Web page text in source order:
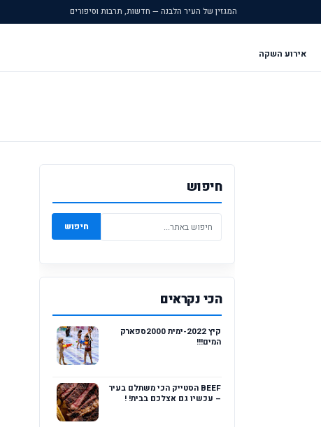
המגזין של העיר הלבנה — חדשות, תרבות וסיפורים
אירוע השקה
חיפוש
חיפוש
הכי נקראים
קיץ 2022-ימית 2000ספארק
המים!!!
BEEF הסטייק הכי משתלם בעיר
– עכשיו גם אצלכם בבית! !